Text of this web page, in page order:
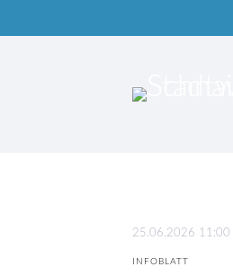
25.06.2026 11:00
INFOBLATT